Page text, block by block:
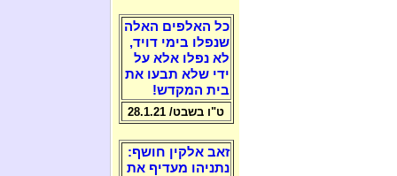
כל האלפים האלה
שנפלו בימי דויד,
לא נפלו אלא על
ידי שלא תבעו את
בית המקדש!
ט"ו בשבט/ 28.1.21
זאב אלקין חושף:
נתניהו מעדיף את